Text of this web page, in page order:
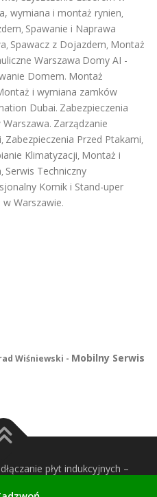
wymiana i montaż rynien,
, Spawanie i Naprawa
, Spawacz z Dojazdem, Montaż
Warszawa Domy AI -
Domem. Montaż
i wymiana zamków
Dubai. Zabezpieczenia
. Zarządzanie
, Zabezpieczenia Przed Ptakami,
Klimatyzacji, Montaż i
, Serwis Techniczny
Komik i Stand-uper
Warszawie.
Wiśniewski - Mobilny Serwis
płyt indukcyjnych –
wg FameThemes